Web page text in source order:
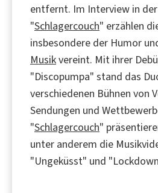
entfernt. Im Interview in
"Schlagercouch" erzählen
insbesondere der Humor
Musikvereint. Mit ihrer
"Discopumpa" stand das
verschiedenen Bühnen von
Sendungen und
"Schlagercouch"
unter anderem die
"Ungeküsst" und